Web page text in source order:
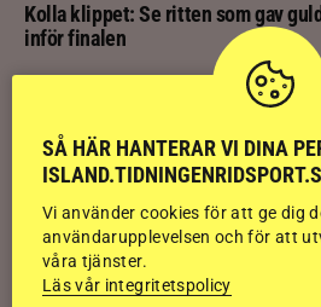
Kolla klippet: Se ritten som gav
inför finalen
av sexåringarna på Landsmót
Kolla klippet: Gljátoppur-dotterns
historiska bedömning
SÅ HÄR HANTERAR VI DINA
Vi använder cookies för att ge dig
användarupplevelsen och för att
våra tjänster.
Läs vår integritetspolicy